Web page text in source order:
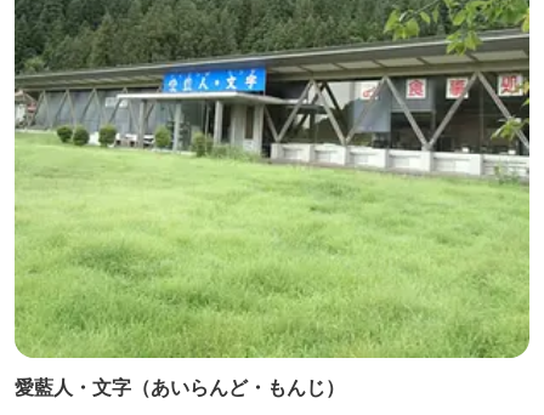
愛藍人・文字（あいらんど・もんじ）